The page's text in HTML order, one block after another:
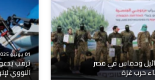
وحماس في مصر
حرب غزة
01 يونيو 2025
ترمب
النووي